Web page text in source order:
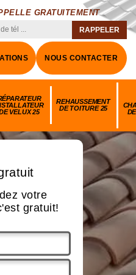
GRATUITEMENT
NOUS CONTACTER
VELUX 25
REHAUSSEMENT
DE TOITURE 25
votre
gratuit!